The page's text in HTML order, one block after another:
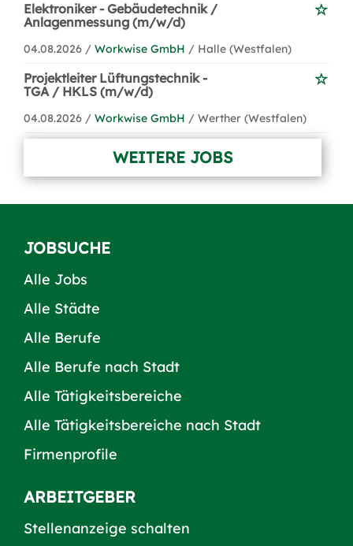
Elektroniker - Gebäudetechnik /
Anlagenmessung (m/w/d)
04.08.2026 / Workwise GmbH / Halle (Westfalen)
Projektleiter Lüftungstechnik -
TGA / HKLS (m/w/d)
04.08.2026 / Workwise GmbH / Werther (Westfalen)
WEITERE JOBS
JOBSUCHE
Alle Jobs
Alle Städte
Alle Berufe
Alle Berufe nach Stadt
Alle Tätigkeitsbereiche
Alle Tätigkeitsbereiche nach Stadt
Firmenprofile
ARBEITGEBER
Stellenanzeige schalten